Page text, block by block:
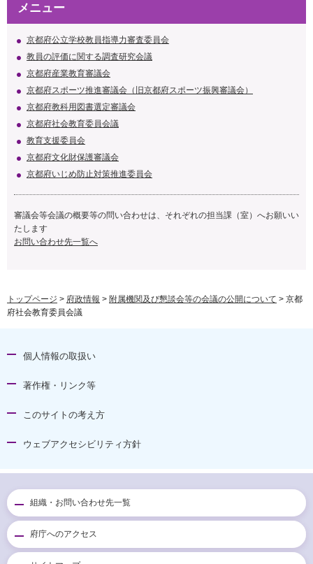
メニュー
京都府公立学校教員指導力審査委員会
教員の評価に関する調査研究会議
京都府産業教育審議会
京都府スポーツ推進審議会（旧京都府スポーツ振興審議会）
京都府教科用図書選定審議会
京都府社会教育委員会議
教育支援委員会
京都府文化財保護審議会
京都府いじめ防止対策推進委員会
審議会等会議の概要等の問い合わせは、それぞれの担当課（室）へお願いい
たします
お問い合わせ先一覧へ
トップページ > 府政情報 > 附属機関及び懇談会等の会議の公開について > 京都
府社会教育委員会議
個人情報の取扱い
著作権・リンク等
このサイトの考え方
ウェブアクセシビリティ方針
組織・お問い合わせ先一覧
府庁へのアクセス